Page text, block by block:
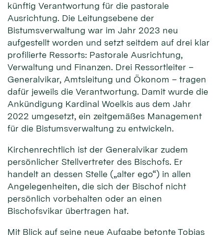
künftig Verantwortung für die pastorale
Ausrichtung. Die Leitungsebene der
Bistumsverwaltung war im Jahr 2023 neu
aufgestellt worden und setzt seitdem auf drei klar
profilierte Ressorts: Pastorale Ausrichtung,
Verwaltung und Finanzen. Drei Ressortleiter –
Generalvikar, Amtsleitung und Ökonom – tragen
dafür jeweils die Verantwortung. Damit wurde die
Ankündigung Kardinal Woelkis aus dem Jahr
2022 umgesetzt, ein zeitgemäßes Management
für die Bistumsverwaltung zu entwickeln.
Kirchenrechtlich ist der Generalvikar zudem
persönlicher Stellvertreter des Bischofs. Er
handelt an dessen Stelle („alter ego“) in allen
Angelegenheiten, die sich der Bischof nicht
persönlich vorbehalten oder an einen
Bischofsvikar übertragen hat.
Mit Blick auf seine neue Aufgabe betonte Tobias